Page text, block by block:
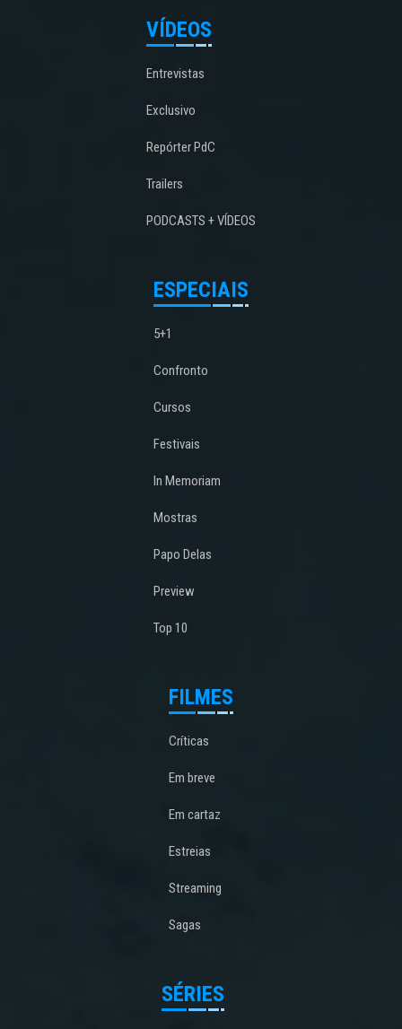
VÍDEOS
Entrevistas
Exclusivo
Repórter PdC
Trailers
PODCASTS + VÍDEOS
ESPECIAIS
5+1
Confronto
Cursos
Festivais
In Memoriam
Mostras
Papo Delas
Preview
Top 10
FILMES
Críticas
Em breve
Em cartaz
Estreias
Streaming
Sagas
SÉRIES